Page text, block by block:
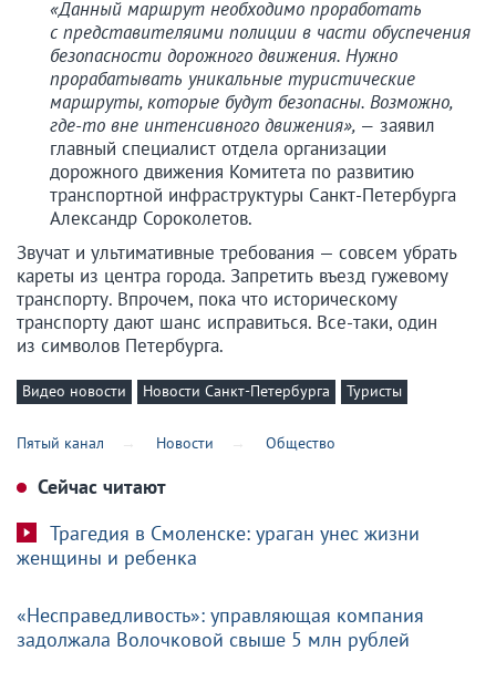
«Данный маршрут необходимо проработать
с представителяими полиции в части обуспечения
безопасности дорожного движения. Нужно
прорабатывать уникальные туристические
маршруты, которые будут безопасны. Возможно,
где-то вне интенсивного движения», — заявил
главный специалист отдела организации
дорожного движения Комитета по развитию
транспортной инфраструктуры Санкт-Петербурга
Александр Сороколетов.
Звучат и ультимативные требования — совсем убрать
кареты из центра города. Запретить въезд гужевому
транспорту. Впрочем, пока что историческому
транспорту дают шанс исправиться. Все-таки, один
из символов Петербурга.
Видео новости Новости Санкт-Петербурга Туристы
Пятый канал Новости Общество
Сейчас читают
Трагедия в Смоленске: ураган унес жизни
женщины и ребенка
«Несправедливость»: управляющая компания
задолжала Волочковой свыше 5 млн рублей